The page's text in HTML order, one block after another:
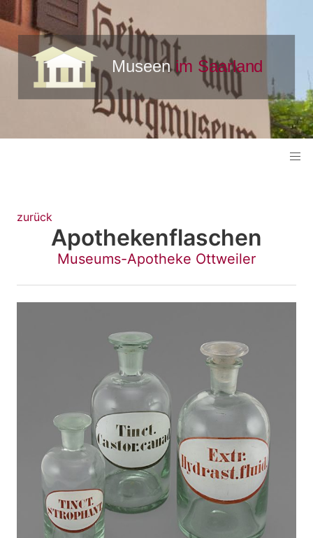
zurück
Apothekenflaschen
Museums-Apotheke Ottweiler